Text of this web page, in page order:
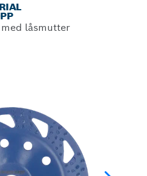
låsmutter